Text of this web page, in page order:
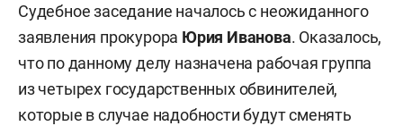
Судебное заседание началось с неожиданного
заявления прокурора Юрия Иванова. Оказалось,
что по данному делу назначена рабочая группа
из четырех государственных обвинителей,
которые в случае надобности будут сменять